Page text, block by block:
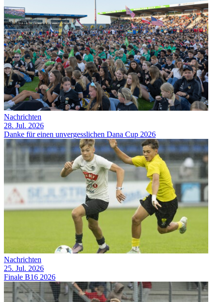
Nachrichten
28. Jul. 2026
Danke für einen unvergesslichen Dana Cup 2026
Nachrichten
25. Jul. 2026
Finale B16 2026